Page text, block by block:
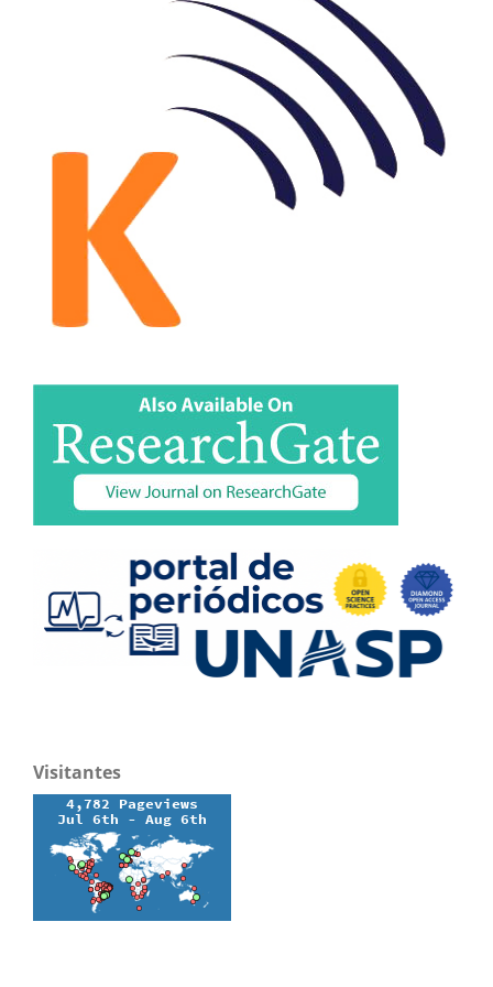
Visitantes